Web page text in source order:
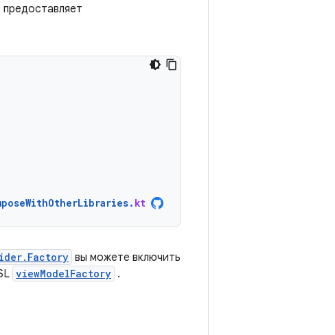
. kt
вы можете включить
viewModelFactory .